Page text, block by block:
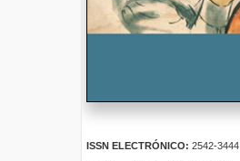
ISSN ELECTRÓNICO: 2542-3444